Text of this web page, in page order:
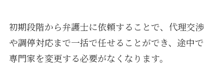
初期段階から弁護士に依頼することで、代理交渉
や調停対応まで一括で任せることができ、途中で
専門家を変更する必要がなくなります。